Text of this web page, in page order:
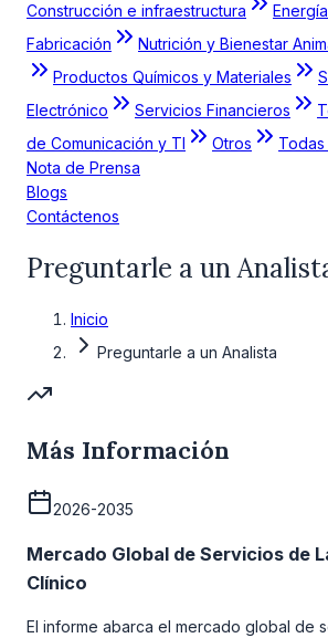
Construcción e infraestructura
Fabricación
Nutrición y Bienestar
Productos Químicos y Materiales
Electrónico
Servicios Financieros
de Comunicación y TI
Otros
Todas
Nota de Prensa
Blogs
Contáctenos
Preguntarle a un
Inicio
Preguntarle a un Analista
Más Información
2026-2035
Mercado Global de Servicios de
Clínico
El informe abarca el mercado global de